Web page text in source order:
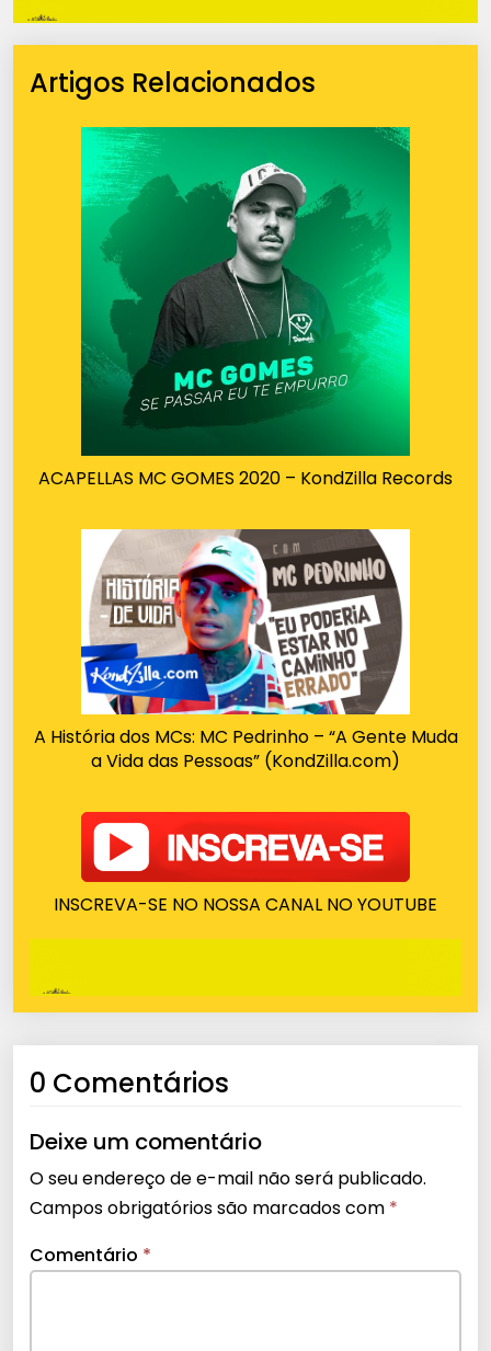
Artigos Relacionados
ACAPELLAS MC GOMES 2020 – KondZilla Records
A História dos MCs: MC Pedrinho – “A Gente Muda
a Vida das Pessoas” (KondZilla.com)
INSCREVA-SE NO NOSSA CANAL NO YOUTUBE
0 Comentários
Deixe um comentário
O seu endereço de e-mail não será publicado.
Campos obrigatórios são marcados com *
Comentário *